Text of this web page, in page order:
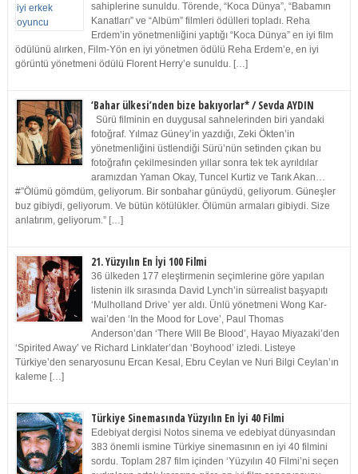
sahiplerine sunuldu. Törende, “Koca Dünya”, “Babamın
Kanatları” ve “Albüm” filmleri ödülleri topladı. Reha
Erdem’in yönetmenliğini yaptığı “Koca Dünya” en iyi film
ödülünü alırken, Film-Yön en iyi yönetmen ödülü Reha Erdem’e, en iyi
görüntü yönetmeni ödülü Florent Herry’e sunuldu. […]
‘Bahar ülkesi’nden bize bakıyorlar* / Sevda AYDIN
Sürü filminin en duygusal sahnelerinden biri yandaki
fotoğraf. Yılmaz Güney’in yazdığı, Zeki Ökten’in
yönetmenliğini üstlendiği Sürü’nün setinden çıkan bu
fotoğrafın çekilmesinden yıllar sonra tek tek ayrıldılar
aramızdan Yaman Okay, Tuncel Kurtiz ve Tarık Akan…
#”Ölümü gömdüm, geliyorum. Bir sonbahar günüydü, geliyorum. Güneşler
buz gibiydi, geliyorum. Ve bütün kötülükler. Ölümün armaları gibiydi. Size
anlatırım, geliyorum.” […]
21. Yüzyılın En İyi 100 Filmi
36 ülkeden 177 eleştirmenin seçimlerine göre yapılan
listenin ilk sırasında David Lynch’in sürrealist başyapıtı
‘Mulholland Drive’ yer aldı. Ünlü yönetmeni Wong Kar-
wai’den ‘In the Mood for Love’, Paul Thomas
Anderson’dan ‘There Will Be Blood’, Hayao Miyazaki’den
‘Spirited Away’ ve Richard Linklater’dan ‘Boyhood’ izledi. Listeye
Türkiye’den senaryosunu Ercan Kesal, Ebru Ceylan ve Nuri Bilgi Ceylan’ın
kaleme […]
Türkiye Sinemasında Yüzyılın En İyi 40 Filmi
Edebiyat dergisi Notos sinema ve edebiyat dünyasından
383 önemli ismine Türkiye sinemasının en iyi 40 filmini
sordu. Toplam 287 film içinden ‘Yüzyılın 40 Filmi’ni seçen